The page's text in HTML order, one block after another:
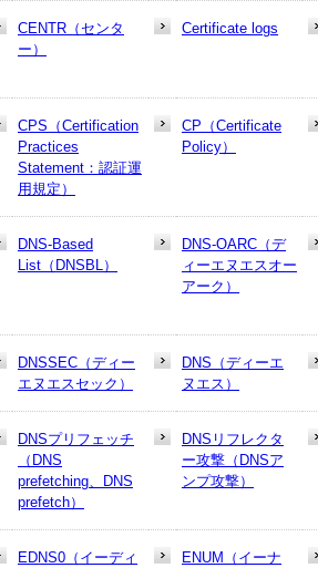
CENTR（センタ
ー）
Certificate logs
CPS（Certification
Practices
Statement：認証運
用規定）
CP（Certificate
Policy）
DNS-Based
List（DNSBL）
DNS-OARC（デ
ィーエヌエスオー
アーク）
DNSSEC（ディー
エヌエスセック）
DNS（ディーエ
ヌエス）
DNSプリフェッチ
（DNS
prefetching、DNS
prefetch）
DNSリフレクタ
ー攻撃（DNSア
ンプ攻撃）
EDNS0（イーディ
ENUM（イーナ